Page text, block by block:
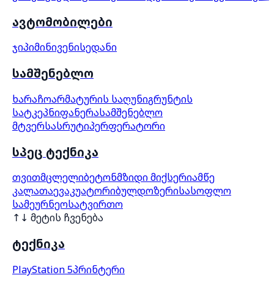
ავტომობილები
ჯიპიმინივენისედანი
სამშენებლო
ხარაჩოარმატურის საღუნიგრუნტის
სატკეპნიფანერასამშენებლო
მტვერსასრუტიპერფერატორი
სპეც ტექნიკა
თვითმცლელიბეტონმზიდი მიქსერიამწე
კალათაევაკუატორიბულდოზერისასოფლო
სამეურნეოსატვირთო
↑↓ მეტის ჩვენება
ტექნიკა
PlayStation 5პრინტერი